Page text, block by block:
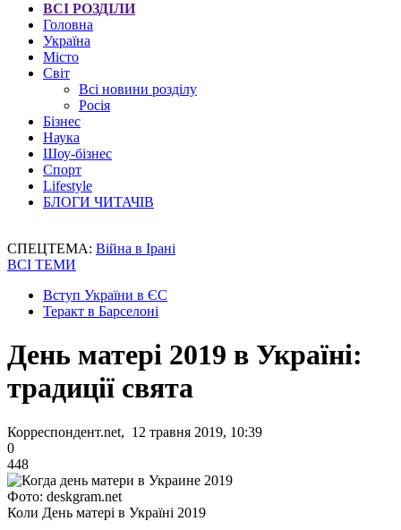
ВСІ РОЗДІЛИ
Головна
Україна
Місто
Світ
Всі новини розділу
Росія
Бізнес
Наука
Шоу-бізнес
Спорт
Lifestyle
БЛОГИ ЧИТАЧІВ
СПЕЦТЕМА: Війна в Ірані
ВСІ ТЕМИ
Вступ України в ЄС
Теракт в Барселоні
День матері 2019 в Україні:
традиції свята
Корреспондент.net, 12 травня 2019, 10:39
0
448
Фото: deskgram.net
Коли День матері в Україні 2019